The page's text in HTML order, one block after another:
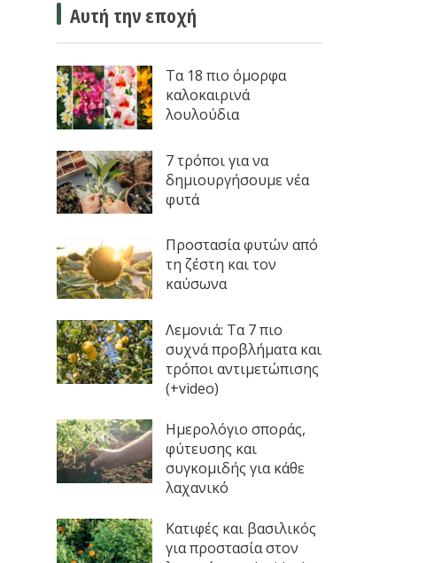
Αυτή την εποχή
Τα 18 πιο όμορφα
καλοκαιρινά
λουλούδια
7 τρόποι για να
δημιουργήσουμε νέα
φυτά
Προστασία φυτών από
τη ζέστη και τον
καύσωνα
Λεμονιά: Τα 7 πιο
συχνά προβλήματα και
τρόποι αντιμετώπισης
(+video)
Ημερολόγιο σποράς,
φύτευσης και
συγκομιδής για κάθε
λαχανικό
Κατιφές και βασιλικός
για προστασία στον